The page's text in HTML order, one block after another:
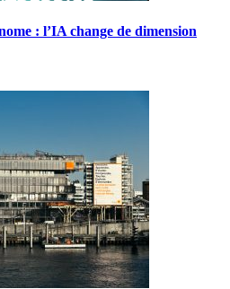
: l’IA change de dimension